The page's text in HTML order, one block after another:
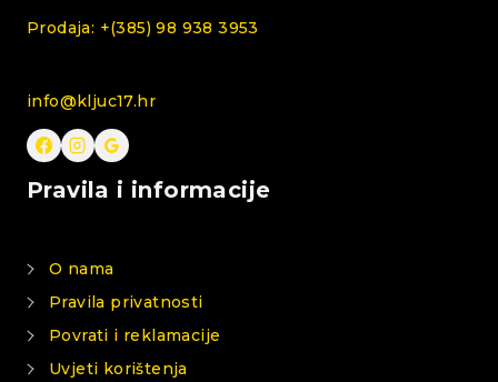
Prodaja: +(385) 98 938 3953
info@kljuc17.hr
Pravila i informacije
O nama
Pravila privatnosti
Povrati i reklamacije
Uvjeti korištenja